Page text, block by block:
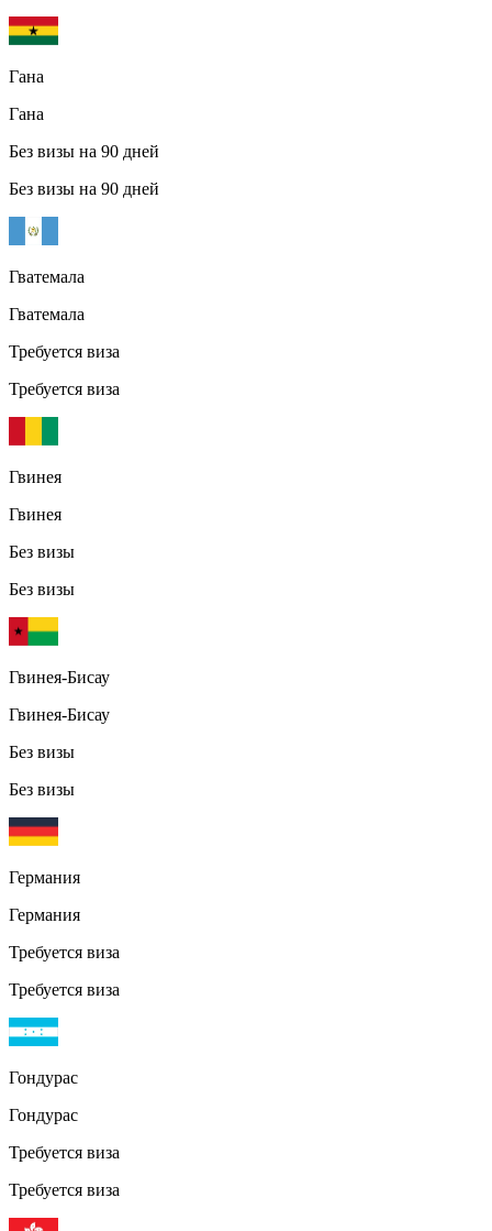
Гана
Гана
Без визы на 90 дней
Без визы на 90 дней
Гватемала
Гватемала
Требуется виза
Требуется виза
Гвинея
Гвинея
Без визы
Без визы
Гвинея-Бисау
Гвинея-Бисау
Без визы
Без визы
Германия
Германия
Требуется виза
Требуется виза
Гондурас
Гондурас
Требуется виза
Требуется виза